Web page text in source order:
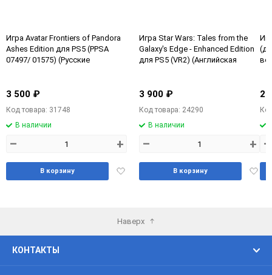
Игра Avatar Frontiers of Pandora
Ashes Edition для PS5 (PPSA
07497/ 01575) (Русские
3 500 ₽
Код товара: 31748
В наличии
– +
Добавить
В корзину
Игра Star Wars: Tales from the
Galaxy's Edge - Enhanced Edition
для PS5 (VR2) (Английская
3 900 ₽
Код товара: 24290
В наличии
– +
В корзину
2
–
Наверх
КОНТАКТЫ